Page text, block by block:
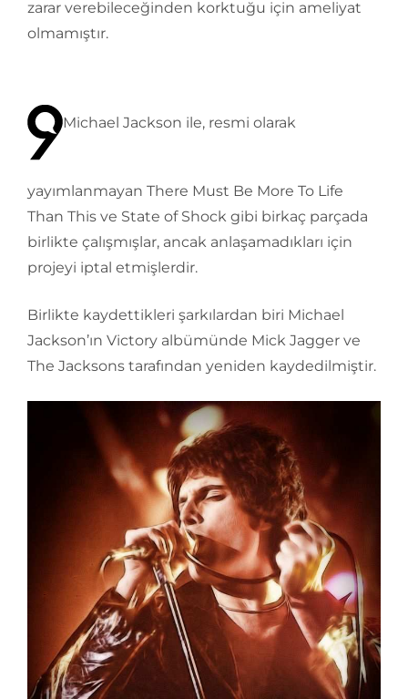
zarar verebileceğinden korktuğu için ameliyat
olmamıştır.
Michael Jackson ile, resmi olarak
yayımlanmayan There Must Be More To Life
Than This ve State of Shock gibi birkaç parçada
birlikte çalışmışlar, ancak anlaşamadıkları için
projeyi iptal etmişlerdir.
Birlikte kaydettikleri şarkılardan biri Michael
Jackson’ın Victory albümünde Mick Jagger ve
The Jacksons tarafından yeniden kaydedilmiştir.